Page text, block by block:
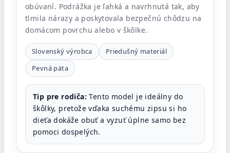
obúvaní. Podrážka je ľahká a navrhnutá tak, aby
tlmila nárazy a poskytovala bezpečnú chôdzu na
domácom povrchu alebo v škôlke.
Slovenský výrobca
Priedušný materiál
Pevná päta
Tip pre rodiča: Tento model je ideálny do
škôlky, pretože vďaka suchému zipsu si ho
dieťa dokáže obuť a vyzuť úplne samo bez
pomoci dospelých.